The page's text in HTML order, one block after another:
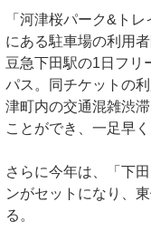
「河津桜パーク&ト
にある駐車場の利用
豆急下田駅の1日フリ
パス。同チケットの
津町内の交通混雑渋
ことができ、一足早
さらに今年は、「下
ンがセットになり、
る。